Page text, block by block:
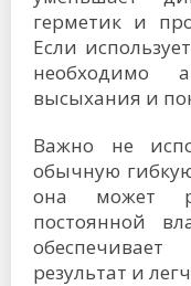
герметик и
Если
необходимо
высыхания и
Важно не
обычную
она может
постоянной
результат и